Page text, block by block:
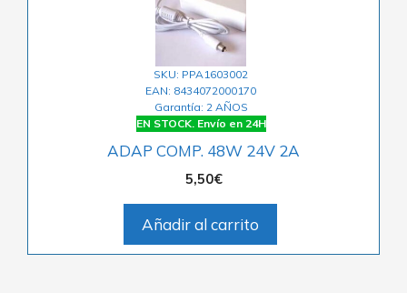
SKU: PPA1603002
EAN: 8434072000170
Garantía: 2 AÑOS
EN STOCK. Envío en 24H
ADAP COMP. 48W 24V 2A
5,50€
Añadir al carrito